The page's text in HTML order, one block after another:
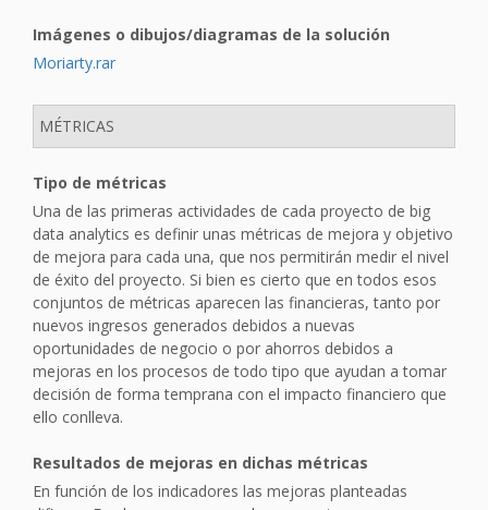
Imágenes o dibujos/diagramas de la solución
Moriarty.rar
MÉTRICAS
Tipo de métricas
Una de las primeras actividades de cada proyecto de big
data analytics es definir unas métricas de mejora y objetivo
de mejora para cada una, que nos permitirán medir el nivel
de éxito del proyecto. Si bien es cierto que en todos esos
conjuntos de métricas aparecen las financieras, tanto por
nuevos ingresos generados debidos a nuevas
oportunidades de negocio o por ahorros debidos a
mejoras en los procesos de todo tipo que ayudan a tomar
decisión de forma temprana con el impacto financiero que
ello conlleva.
Resultados de mejoras en dichas métricas
En función de los indicadores las mejoras planteadas